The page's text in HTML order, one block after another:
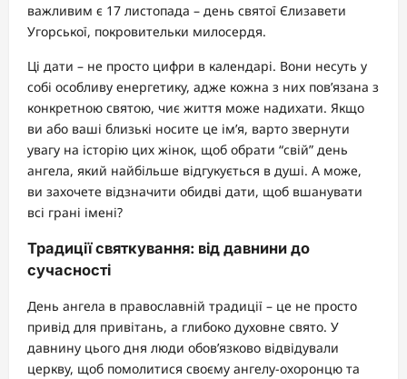
важливим є 17 листопада – день святої Єлизавети
Угорської, покровительки милосердя.
Ці дати – не просто цифри в календарі. Вони несуть у
собі особливу енергетику, адже кожна з них пов’язана з
конкретною святою, чиє життя може надихати. Якщо
ви або ваші близькі носите це ім’я, варто звернути
увагу на історію цих жінок, щоб обрати “свій” день
ангела, який найбільше відгукується в душі. А може,
ви захочете відзначити обидві дати, щоб вшанувати
всі грані імені?
Традиції святкування: від давнини до
сучасності
День ангела в православній традиції – це не просто
привід для привітань, а глибоко духовне свято. У
давнину цього дня люди обов’язково відвідували
церкву, щоб помолитися своєму ангелу-охоронцю та